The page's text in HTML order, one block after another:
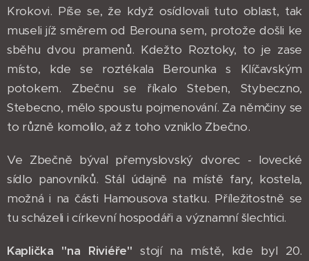
Krokovi. Píše se, že když osídlovali tuto oblast, tak
museli jíž směrem od Berouna sem, protože došli ke
sběhu dvou pramenů. Kdežto Roztoky, to je zase
místo, kde se roztékala Berounka s Klíčavským
potokem. Zbečnu se říkalo Steben, Stybeczno,
Stebecno, mělo spoustu pojmenování. Za němčiny se
to různě komolilo, až z toho vzniklo Zbečno.
Ve Zbečně býval přemyslovský dvorec - lovecké
sídlo panovníků. Stál údajně na místě fary, kostela,
možná i na části Hamousova statku. Příležitostně se
tu scházeli i církevní hospodáři a významní šlechtici.
Kaplička "na Riviéře" stojí na místě, kde byl 20.